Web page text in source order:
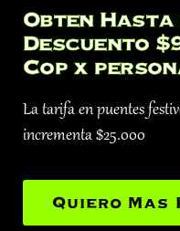
Obten Hasta
Descuento
Cop x
La tarifa en puentes
incrementa $25.000
Quiero Mas